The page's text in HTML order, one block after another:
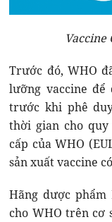
Vaccine
Trước đó, WHO
lưỡng vaccine
trước khi phê
thời gian cho
cấp của WHO
sản xuất vaccine
Hãng dược
cho WHO trên cơ